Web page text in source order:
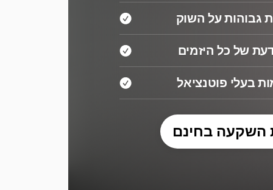
גבוהות על השוק
של כל היזמים
בעלי פוטנציאל
השקעה בחינם